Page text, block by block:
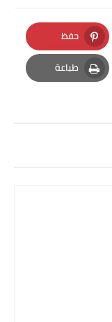
حفظ
Pinterest
طباعة
Print